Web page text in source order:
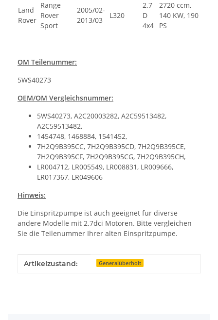
Land
Rover
Range
Rover
Sport
2005/02-
2013/03
L320
2.7
D
4x4
2720 ccm,
140 KW, 190
PS
OM Teilenummer:
5WS40273
OEM/OM Vergleichsnummer:
5WS40273, A2C20003282, A2C59513482,
A2C59513482,
1454748, 1468884, 1541452,
7H2Q9B395CC, 7H2Q9B395CD, 7H2Q9B395CE,
7H2Q9B395CF, 7H2Q9B395CG, 7H2Q9B395CH,
LR004712, LR005549, LR008831, LR009666,
LR017367, LR049606
Hinweis:
Die Einspritzpumpe ist auch geeignet für diverse
andere Modelle mit 2.7dci Motoren. Bitte vergleichen
Sie die Teilenummer Ihrer alten Einspritzpumpe.
Produkteigenschaft
Wert
Artikelzustand: Generalüberholt